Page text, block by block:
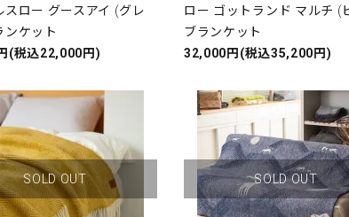
スロー グースアイ (グレ
ンケット
(税込22,000円)
ロー ゴットランド マルチ (
ブランケット
32,000円(税込35,200円)
SOLD OUT SOLD OUT